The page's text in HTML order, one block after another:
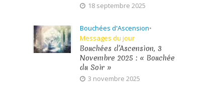
18 septembre 2025
Bouchées d'Ascension•
Messages du jour
Bouchées d’Ascension, 3
Novembre 2025 : « Bouchée
du Soir »
3 novembre 2025